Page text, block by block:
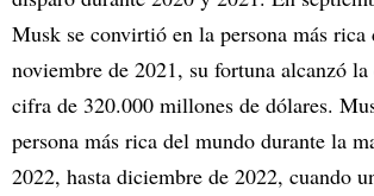
Musk se convirtió en la persona más
noviembre de 2021, su fortuna alcanzó la
cifra de 320.000 millones de dólares.
persona más rica del mundo durante la
2022, hasta diciembre de 2022, cuando